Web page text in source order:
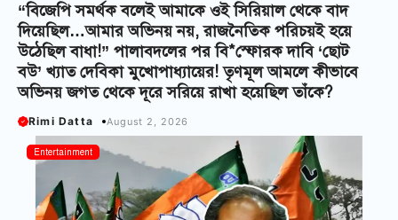
“বিজেপি সমর্থক বলেই আমাকে ওই সিরিয়াল থেকে বাদ
দিয়েছিল…আমার অভিনয় নয়, রাজনৈতিক পরিচয়ই হয়ে
উঠেছিল বাধা!” পালাবদলের পর বি*স্ফোরক দাবি ‘ছোট
বউ’ খ্যাত দেবিকা মুখোপাধ্যায়ের! তৃণমূল আমলে কীভাবে
অভিনয় জগত থেকে দূরে সরিয়ে রাখা হয়েছিল তাঁকে?
Rimi Datta August 2, 2026
Entertainment